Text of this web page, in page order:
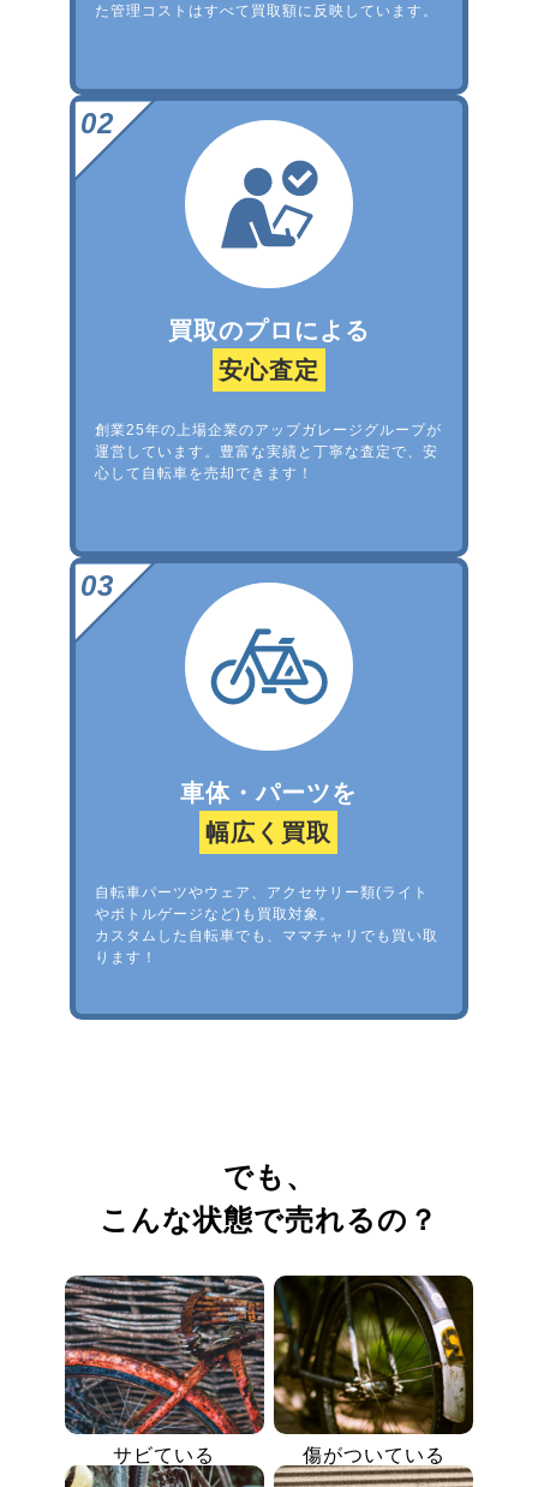
た管理コストはすべて買取額に反映しています。
買取のプロによる
安心査定
創業25年の上場企業のアップガレージグループが
運営しています。豊富な実績と丁寧な査定で、安
心して自転車を売却できます！
車体・パーツを
幅広く買取
自転車パーツやウェア、アクセサリー類(ライト
やボトルゲージなど)も買取対象。
カスタムした自転車でも、ママチャリでも買い取
ります！
でも、
こんな状態で売れるの？
サビている 傷がついている